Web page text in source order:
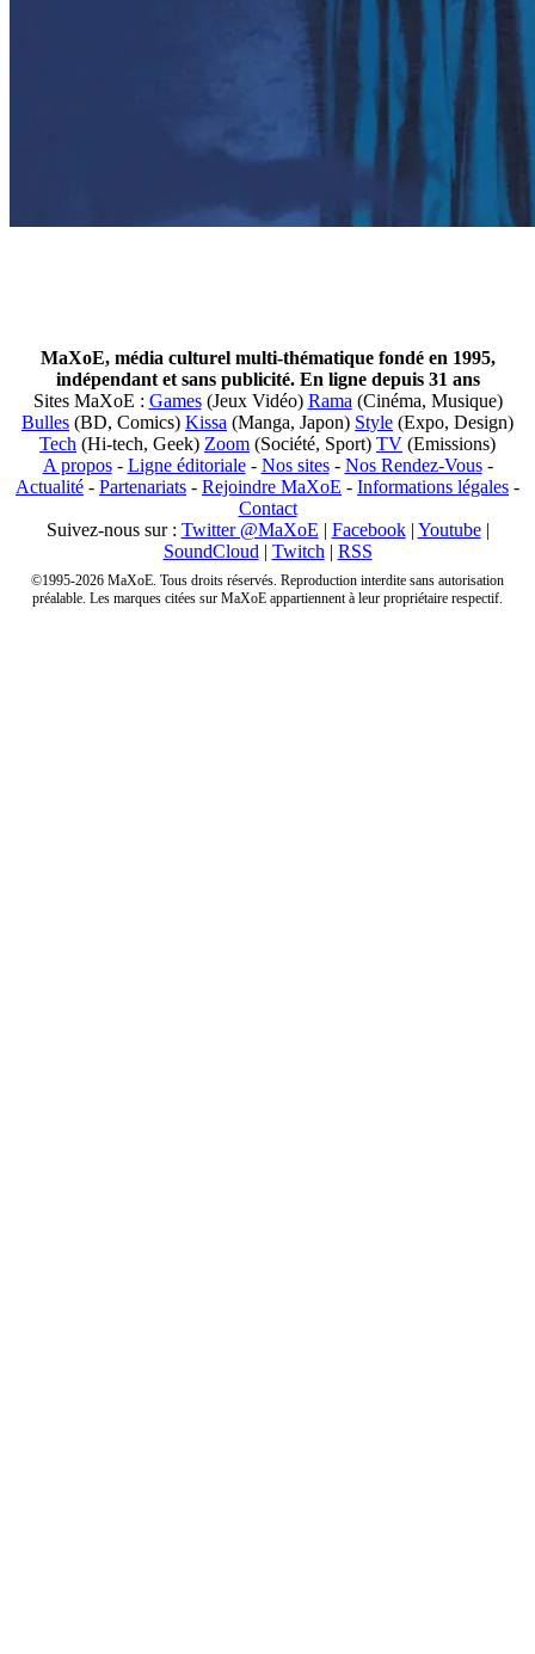
MaXoE, média culturel multi-thématique fondé en 1995,
indépendant et sans publicité. En ligne depuis 31 ans
Sites MaXoE : Games(Jeux Vidéo) Rama (Cinéma, Musique)
Bulles (BD, Comics) Kissa (Manga, Japon) Style (Expo, Design)
Tech (Hi-tech, Geek) Zoom (Société, Sport) TV (Emissions)
A propos- Ligne éditoriale- Nos sites- Nos Rendez-Vous-
Actualité - Partenariats - Rejoindre MaXoE - Informations légales -
Contact
Suivez-nous sur : Twitter @MaXoE | Facebook| Youtube|
SoundCloud | Twitch | RSS
©1995-2026 MaXoE. Tous droits réservés. Reproduction interdite sans autorisation
préalable. Les marques citées sur MaXoE appartiennent à leur propriétaire respectif.